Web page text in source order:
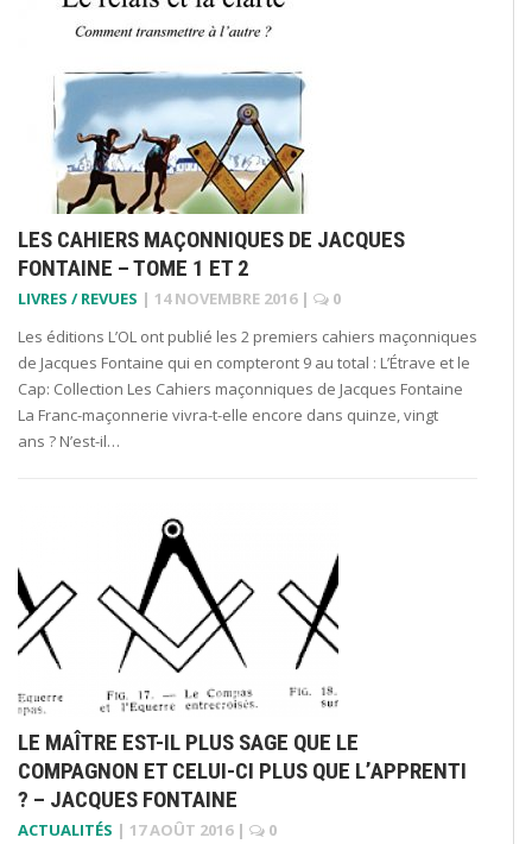
LES CAHIERS MAÇONNIQUES DE JACQUES
FONTAINE – TOME 1 ET 2
LIVRES / REVUES | 14 NOVEMBRE 2016 |
0
Les éditions L’OL ont publié les 2 premiers cahiers maçonniques
de Jacques Fontaine qui en compteront 9 au total : L’Étrave et le
Cap: Collection Les Cahiers maçonniques de Jacques Fontaine
La Franc-maçonnerie vivra-t-elle encore dans quinze, vingt
ans ? N’est-il…
LE MAÎTRE EST-IL PLUS SAGE QUE LE
COMPAGNON ET CELUI-CI PLUS QUE L’APPRENTI
? – JACQUES FONTAINE
ACTUALITÉS | 17 AOÛT 2016 |
0